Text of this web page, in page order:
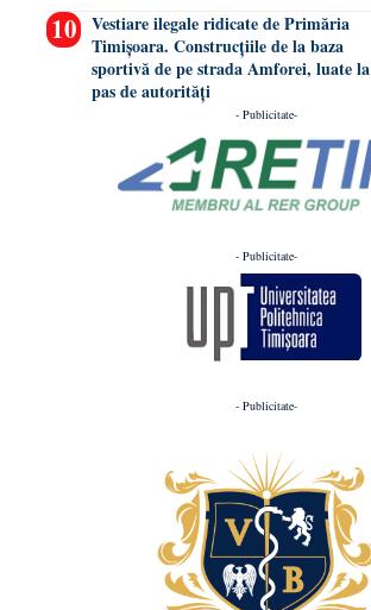
Vestiare ilegale ridicate de Primăria
Timișoara. Construcțiile de la baza
sportivă de pe strada Amforei, luate la
pas de autorități
- Publicitate-
- Publicitate-
- Publicitate-